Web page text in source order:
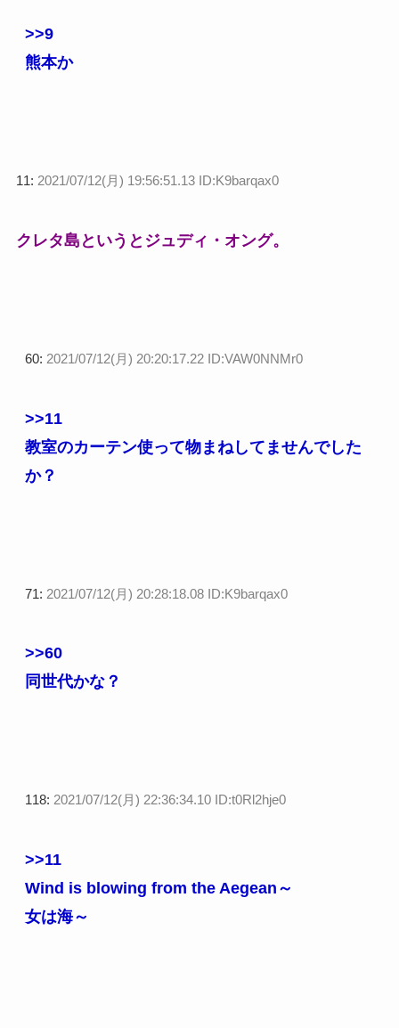
>>9
熊本か
11: 2021/07/12(月) 19:56:51.13 ID:K9barqax0
クレタ島というとジュディ・オング。
60: 2021/07/12(月) 20:20:17.22 ID:VAW0NNMr0
>>11
教室のカーテン使って物まねしてませんでした
か？
71: 2021/07/12(月) 20:28:18.08 ID:K9barqax0
>>60
同世代かな？
118: 2021/07/12(月) 22:36:34.10 ID:t0Rl2hje0
>>11
Wind is blowing from the Aegean～
女は海～